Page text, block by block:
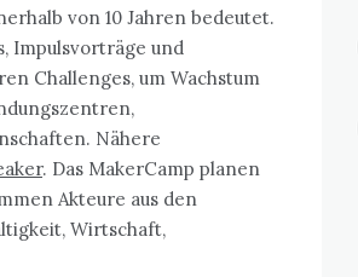
von 10 Jahren bedeutet.
Impulsvorträge und
Challenges, um Wachstum
Nähere
. Das MakerCamp planen
Akteure aus den
Wirtschaft,